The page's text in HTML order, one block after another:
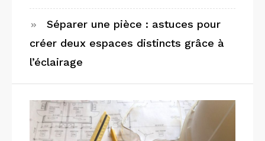
Séparer une pièce : astuces pour
créer deux espaces distincts grâce à
l’éclairage